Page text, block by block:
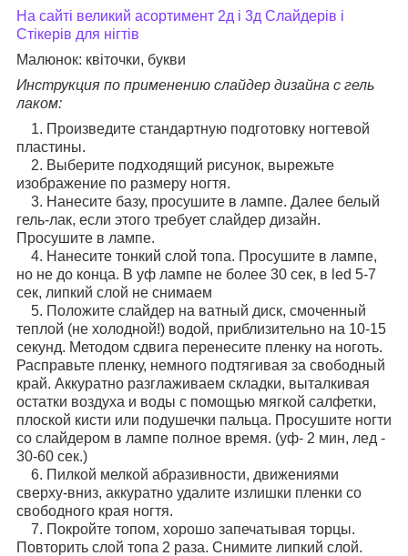
На сайті великий асортимент 2д і 3д Слайдерів і
Стікерів для нігтів
Малюнок: квіточки, букви
Инструкция по применению слайдер дизайна с гель
лаком:
1. Произведите стандартную подготовку ногтевой
пластины.
2. Выберите подходящий рисунок, вырежьте
изображение по размеру ногтя.
3. Нанесите базу, просушите в лампе. Далее белый
гель-лак, если этого требует слайдер дизайн.
Просушите в лампе.
4. Нанесите тонкий слой топа. Просушите в лампе,
но не до конца. В уф лампе не более 30 сек, в led 5-7
сек, липкий слой не снимаем
5. Положите слайдер на ватный диск, смоченный
теплой (не холодной!) водой, приблизительно на 10-15
секунд. Методом сдвига перенесите пленку на ноготь.
Расправьте пленку, немного подтягивая за свободный
край. Аккуратно разглаживаем складки, выталкивая
остатки воздуха и воды с помощью мягкой салфетки,
плоской кисти или подушечки пальца. Просушите ногти
со слайдером в лампе полное время. (уф- 2 мин, лед -
30-60 сек.)
6. Пилкой мелкой абразивности, движениями
сверху-вниз, аккуратно удалите излишки пленки со
свободного края ногтя.
7. Покройте топом, хорошо запечатывая торцы.
Повторить слой топа 2 раза. Снимите липкий слой.